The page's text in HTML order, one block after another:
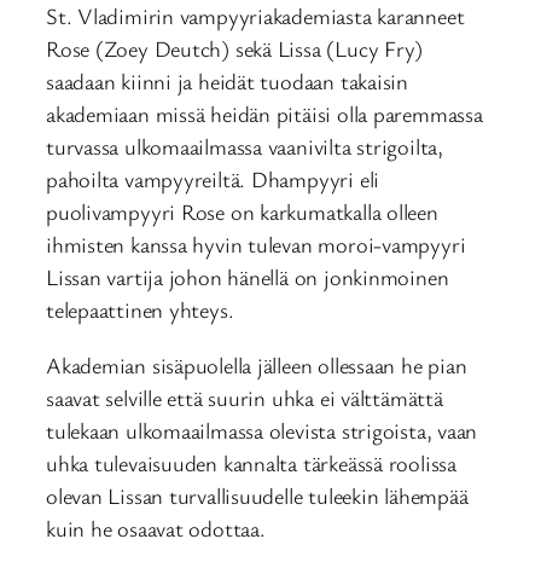
St. Vladimirin vampyyriakademiasta karanneet
Rose (Zoey Deutch) sekä Lissa (Lucy Fry)
saadaan kiinni ja heidät tuodaan takaisin
akademiaan missä heidän pitäisi olla paremmassa
turvassa ulkomaailmassa vaanivilta strigoilta,
pahoilta vampyyreiltä. Dhampyyri eli
puolivampyyri Rose on karkumatkalla olleen
ihmisten kanssa hyvin tulevan moroi-vampyyri
Lissan vartija johon hänellä on jonkinmoinen
telepaattinen yhteys.
Akademian sisäpuolella jälleen ollessaan he pian
saavat selville että suurin uhka ei välttämättä
tulekaan ulkomaailmassa olevista strigoista, vaan
uhka tulevaisuuden kannalta tärkeässä roolissa
olevan Lissan turvallisuudelle tuleekin lähempää
kuin he osaavat odottaa.